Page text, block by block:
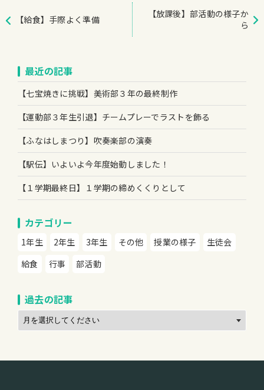
【給食】手際よく準備
【放課後】部活動の様子か
ら
最近の記事
【七宝焼きに挑戦】美術部３年の最終制作
【運動部３年生引退】チームプレーでラストを飾る
【ふなはしまつり】吹奏楽部の演奏
【駅伝】いよいよ今年度始動しました！
【１学期最終日】１学期の締めくくりとして
カテゴリー
1年生 2年生 3年生 その他 授業の様子
生徒会
給食
行事 部活動
過去の記事